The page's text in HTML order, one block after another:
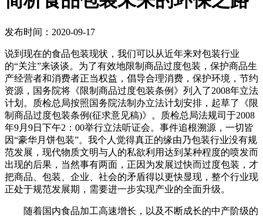
发布时间：2020-09-17
说到现在的食品包装现状，我们可以从近年来对包装行业
的“关注”来谈谈。为了有效地限制商品过度包装，保护商品生
产经营者和消费者正当权益，倡导合理消费，保护环境，节约
资源，国务院将《限制商品过度包装条例》列入了2008年立法
计划。质检总局按照国务院法制办立法计划安排，起草了《限
制商品过度包装条例(征求意见稿)》。质检总局法规司于2008
年9月9日下午2：00举行立法听证会。事件追根溯源，一切皆
因“豪华月饼包装”。我个人觉得真正的缘由乃包装行业没有规
范发展，现代物质文明与人的私欲利用达到某种程度的喷发而
出现的后果，当然事有两面，正因为发展过快而过度包装，才
把商品、包装、企业、社会的矛盾得以更快显现，整个行业现
正处于规范发展期，需要进一步实现产业的全面升级。
随着国内食品加工高速增长，以及不断成长的中产阶级的